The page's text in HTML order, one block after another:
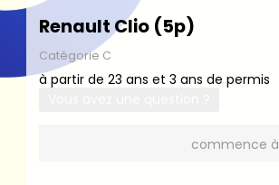
Renault Clio (5p)
Catégorie C
à partir de 23 ans et 3 ans de permis
commence à